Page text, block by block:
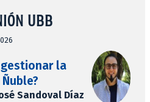
UBB
la
Sandoval Díaz